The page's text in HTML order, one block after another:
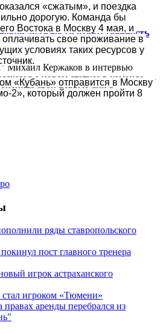
должности ответственность
Михаил Кержаков в интервью
о новом статусе в команде.—
свои первые дни в...
«сжатым», и поездка
дорогую. Команда бы
Востока в Москву 4 мая, и
свое проживание в
условиях таких ресурсов у
«Кубань» отправится в Москву
2», который должен пройти 8
ряды ставропольского
пост главного тренера
игрок астраханского
игроком «Тюмени»
аренды перебрался из